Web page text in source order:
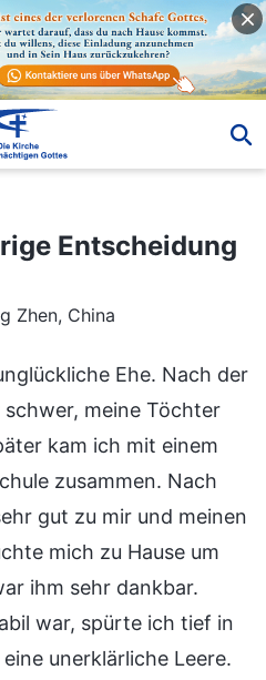
Entscheidung
Zhen, China
Ehe. Nach der
meine Töchter
kam ich mit einem
zusammen. Nach
gut zu mir und meinen
mich zu Hause um
ihm sehr dankbar.
war, spürte ich tief in
unerklärliche Leere.